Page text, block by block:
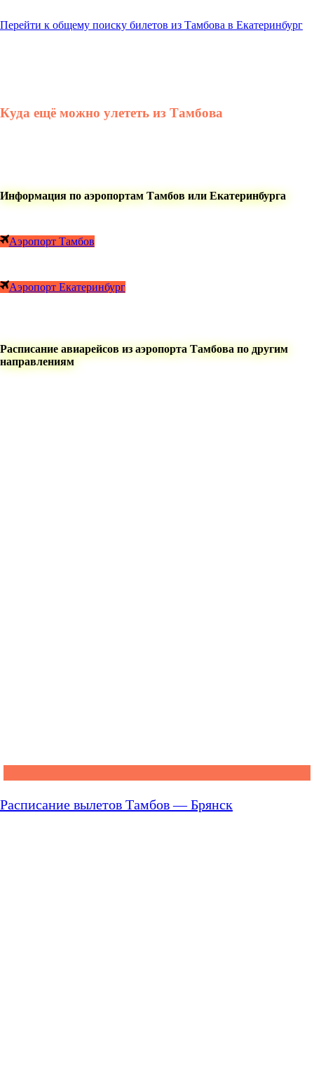
Перейти к общему поиску билетов из Тамбова в Екатеринбург
Куда ещё можно улететь из Тамбова
Информация по аэропортам Тамбов или Екатеринбурга
Аэропорт Тамбов
Аэропорт Екатеринбург
Расписание авиарейсов из аэропорта Тамбова по другим
направлениям
Расписание вылетов Тамбов — Брянск